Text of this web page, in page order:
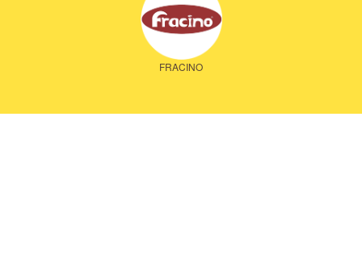
FRACINO